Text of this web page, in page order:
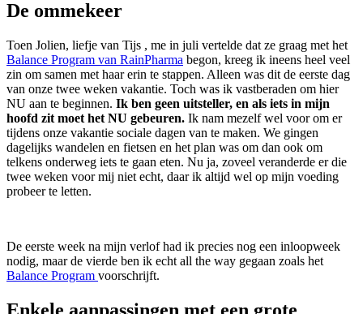
De ommekeer
Toen Jolien, liefje van Tijs , me in juli vertelde dat ze graag met het
Balance Program van RainPharma begon, kreeg ik ineens heel veel
zin om samen met haar erin te stappen. Alleen was dit de eerste dag
van onze twee weken vakantie. Toch was ik vastberaden om hier
NU aan te beginnen. Ik ben geen uitsteller, en als iets in mijn
hoofd zit moet het NU gebeuren. Ik nam mezelf wel voor om er
tijdens onze vakantie sociale dagen van te maken. We gingen
dagelijks wandelen en fietsen en het plan was om dan ook om
telkens onderweg iets te gaan eten. Nu ja, zoveel veranderde er die
twee weken voor mij niet echt, daar ik altijd wel op mijn voeding
probeer te letten.
De eerste week na mijn verlof had ik precies nog een inloopweek
nodig, maar de vierde ben ik echt all the way gegaan zoals het
Balance Program voorschrijft.